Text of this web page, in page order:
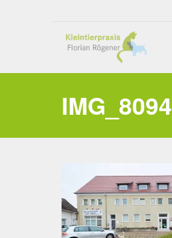
IMG_8094